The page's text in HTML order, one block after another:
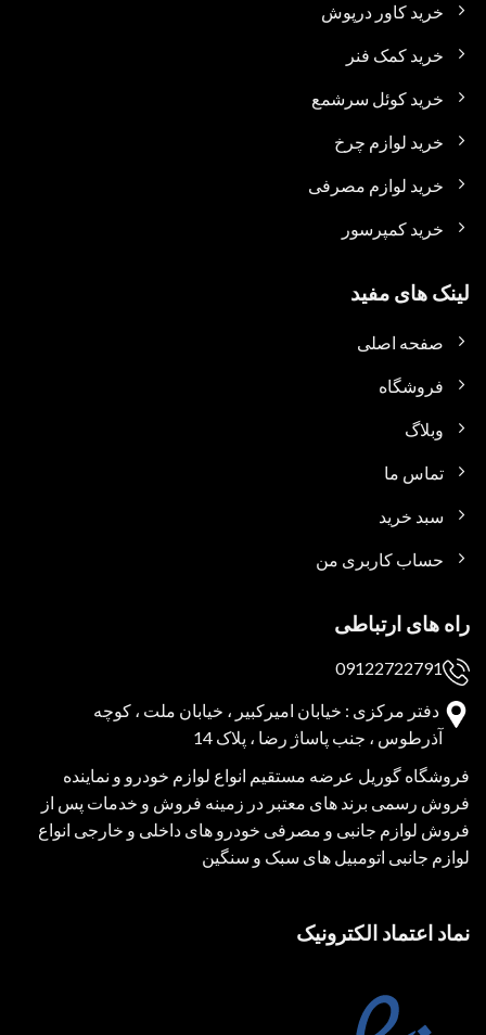
خرید کاور درپوش
خرید کمک فنر
خرید کوئل سرشمع
خرید لوازم چرخ
خرید لوازم مصرفی
خرید کمپرسور
لینک های مفید
صفحه اصلی
فروشگاه
وبلاگ
تماس ما
سبد خرید
حساب کاربری من
راه های ارتباطی
09122722791
دفتر مرکزی : خیابان امیرکبیر ، خیابان ملت ، کوچه
آذرطوس ، جنب پاساژ رضا ، پلاک 14
فروشگاه گوریل عرضه مستقیم انواع لوازم خودرو و نماینده
فروش رسمی برند های معتبر در زمینه فروش و خدمات پس از
فروش لوازم جانبی و مصرفی خودرو های داخلی و خارجی انواع
لوازم جانبی اتومبیل های سبک و سنگین
نماد اعتماد الکترونیک